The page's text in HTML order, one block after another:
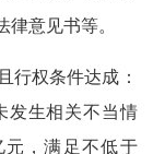
意见书等。
行权条件达成：
发生相关不当情
，满足不低于